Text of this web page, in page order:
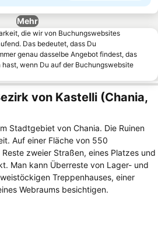
Mehr
die wir von Buchungswebsites
Das bedeutet, dass Du
genau dasselbe Angebot findest, das
wenn Du auf der Buchungswebsite
von Kastelli (Chania,
Stadtgebiet von Chania. Die Ruinen
Auf einer Fläche von 550
zweier Straßen, eines Platzes und
Man kann Überreste von Lager- und
Treppenhauses, einer
Webraums besichtigen.